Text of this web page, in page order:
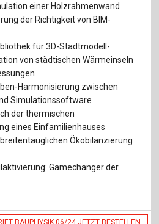
einer Holzrahmenwand
der Richtigkeit von BIM-
für 3D-Stadtmodell-
von städtischen Wärmeinseln
Harmonisierung zwischen
Simulationssoftware
der thermischen
eines Einfamilienhauses
Ökobilanzierung
Gamechanger der
BAUPHYSIK 06/24 JETZT BESTELLEN